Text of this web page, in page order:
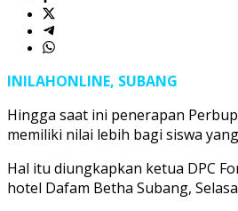
INILAHONLINE, SUBANG
Hingga saat ini penerapan
memiliki nilai lebih bagi siswa
Hal itu diungkapkan ketua DPC
hotel Dafam Betha Subang,